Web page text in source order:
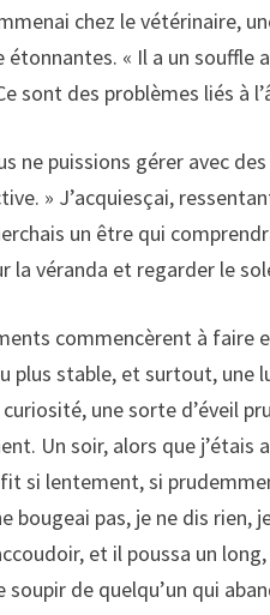
chez le vétérinaire,
étonnantes. « Il a un
sont des problèmes liés à
ne puissions gérer avec
» J’acquiesçai,
un être qui
la véranda et regarder le
commencèrent à faire
plus stable, et surtout, une
curiosité, une sorte d’éveil
Un soir, alors que j’étais
si lentement, si
bougeai pas, je ne dis
et il poussa un
soupir de quelqu’un qui